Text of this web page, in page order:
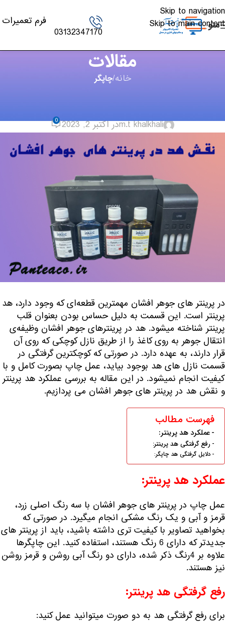
Skip to navigation
Skip to main content
منو
03132347170
فرم تعمیرات
مقالات
خانه/چاپگر
m.t khalkhaliدر اکتبر 2, 2023 0
در پرینتر های جوهر افشان مهمترین قطعه‌ای که وجود دارد، هد
پرینتر است. این قسمت به دلیل حساس بودن بعنوان قلب
پرینتر شناخته میشود. هد در پرینترهای جوهر افشان وظیفه‌ی
انتقال جوهر به روی کاغذ را از طریق نازل کوچکی که روی آن
قرار دارند، به عهده دارد. در صورتی که کوچکترین گرفتگی در
قسمت نازل های هد بوجود بیاید، عمل چاپ بصورت کامل و با
کیفیت انجام نمیشود. در این مقاله به بررسی عملکرد هد پرینتر
و نقش هد در پرینتر های جوهر افشان می پردازیم.
فهرست مطالب
عملکرد هد پرینتر:
رفع گرفتگی هد پرینتر:
دلایل گرفتگی هد چاپگر:
عملکرد هد پرینتر:
عمل چاپ در پرینتر های جوهر افشان با سه رنگ اصلی زرد،
قرمز و آبی و یک رنگ مشکی انجام میگیرد. در صورتی که
بخواهید تصاویر با کیفیت تری داشته باشید، باید از پرینتر های
جدیدتر که دارای 6 رنگ هستند، استفاده کنید. این چاپگرها
علاوه بر 4رنگ ذکر شده، دارای دو رنگ آبی روشن و قرمز روشن
نیز هستند.
رفع گرفتگی هد پرینتر:
برای رفع گرفتگی هد به دو صورت میتوانید عمل کنید: